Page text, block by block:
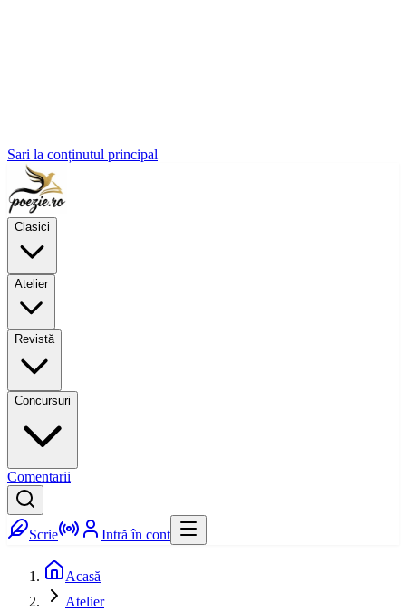
Sari la conținutul principal
Clasici
Atelier
Revistă
Concursuri
Comentarii
Scrie Intră în cont
Acasă
Atelier